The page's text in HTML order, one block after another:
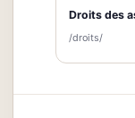
Droits des
/droits/